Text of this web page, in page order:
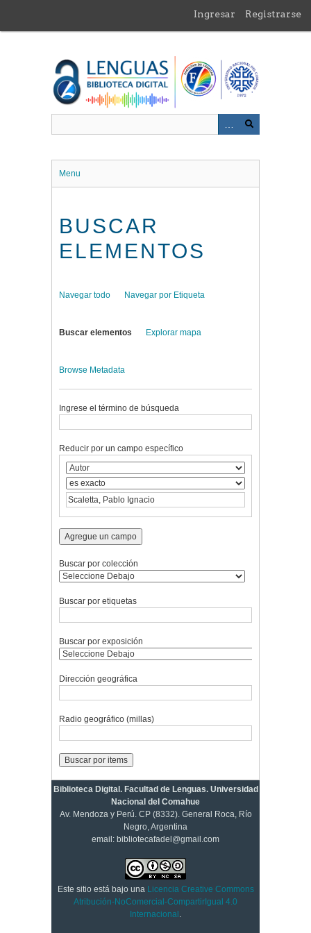
contenido
Ingresar Registrarse
Menu
BUSCAR
ELEMENTOS
Navegar todo Navegar por Etiqueta
Buscar elementos Explorar mapa
Browse Metadata
Ingrese el término de búsqueda
Reducir por un campo específico
Agregue un campo
Buscar por colección
Buscar por etiquetas
Buscar por exposición
Dirección geográfica
Radio geográfico (millas)
Biblioteca Digital. Facultad de Lenguas. Universidad
Nacional del Comahue
Av. Mendoza y Perú. CP (8332). General Roca, Río
Negro, Argentina
email: bibliotecafadel@gmail.com
Este sitio está bajo una Licencia Creative Commons
Atribución-NoComercial-CompartirIgual 4.0
Internacional .